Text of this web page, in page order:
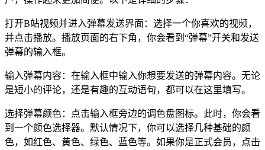
打开B站视频并进入弹幕发送界面：选择一个你喜欢的视频，
并点击播放。播放页面的右下角，你会看到“弹幕”开关和发送
弹幕的输入框。
输入弹幕内容：在输入框中输入你想要发送的弹幕内容。无论
是短小的评论，还是有趣的互动语句，都可以在这里填写。
选择弹幕颜色：点击输入框旁边的调色盘图标。此时，你会看
到一个颜色选择器。默认情况下，你可以选择几种基础的颜
色，如红色、黄色、绿色、蓝色等。如果你是正式会员，点击